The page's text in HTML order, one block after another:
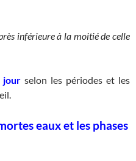
inférieure à la moitié de celle
jour selon les périodes et les
eaux et les phases